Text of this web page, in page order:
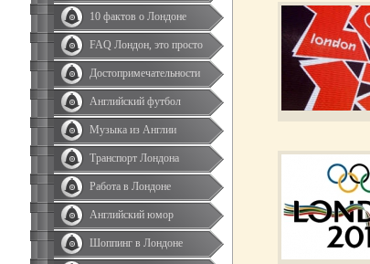
10 фактов о Лондоне
FAQ Лондон, это просто
Достопримечательности
Английский футбол
Музыка из Англии
Транспорт Лондона
Работа в Лондоне
Английский юмор
Шоппинг в Лондоне